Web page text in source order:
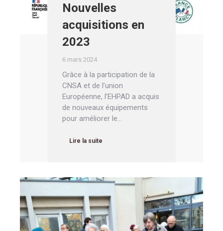
Nouvelles
acquisitions en
2023
6 mars 2024
Grâce à la participation de la
CNSA et de l’union
Européenne, l’EHPAD a acquis
de nouveaux équipements
pour améliorer le…
Lire la suite